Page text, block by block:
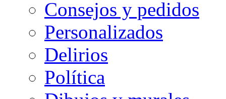
Consejos y pedidos
Personalizados
Delirios
Política